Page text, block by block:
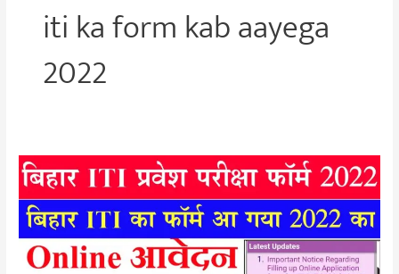
iti ka form kab aayega
2022
Bihar
ITI
Online
Form
Apply